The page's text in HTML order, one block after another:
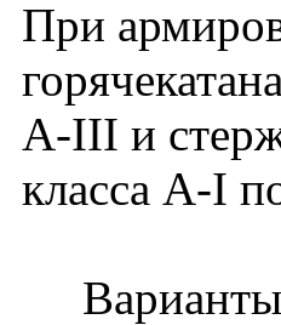
При
А-III и
класса А-I
Варианты